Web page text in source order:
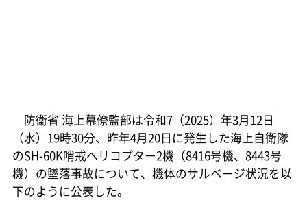
防衛省 海上幕僚監部は令和7（2025）年3月12日
（水）19時30分、昨年4月20日に発生した海上自衛隊
のSH-60K哨戒ヘリコプター2機（8416号機、8443号
機）の墜落事故について、機体のサルベージ状況を以
下のように公表した。